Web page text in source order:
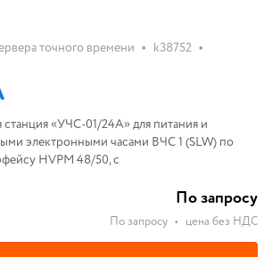
точного времени • k38752 •
станция «УЧС-01/24А» для питания и
электронными часами ВЧС 1 (SLW) по
HVPM 48/50, с
По запросу
По запросу • цена без НДС